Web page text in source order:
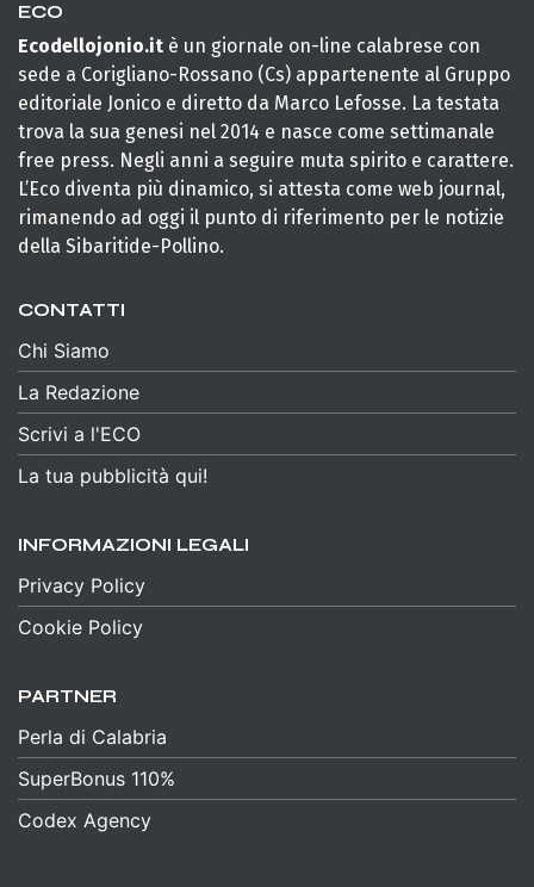
ECO
Ecodellojonio.it è un giornale on-line calabrese con
sede a Corigliano-Rossano (Cs) appartenente al Gruppo
editoriale Jonico e diretto da Marco Lefosse. La testata
trova la sua genesi nel 2014 e nasce come settimanale
free press. Negli anni a seguire muta spirito e carattere.
L’Eco diventa più dinamico, si attesta come web journal,
rimanendo ad oggi il punto di riferimento per le notizie
della Sibaritide-Pollino.
CONTATTI
Chi Siamo
La Redazione
Scrivi a l'ECO
La tua pubblicità qui!
INFORMAZIONI LEGALI
Privacy Policy
Cookie Policy
PARTNER
Perla di Calabria
SuperBonus 110%
Codex Agency